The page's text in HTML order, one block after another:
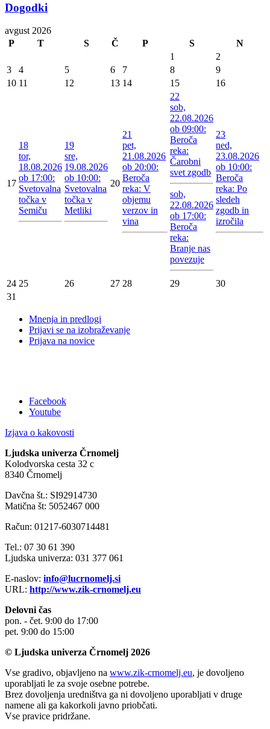
Dogodki
avgust 2026
P
T S Č P S
N
1
2
3
4 5 6 7 8
9
10 11 12 13 14 15 16
17
18
tor,
18.08.2026
ob 17:00:
Svetovalna
točka v
Semiču
19
sre,
19.08.2026
ob 10:00:
Svetovalna
točka v
Metliki
20
21
pet,
21.08.2026
ob 20:00:
Beroča
reka: V
objemu
verzov in
vina
22
sob,
22.08.2026
ob 09:00:
Beroča
reka:
Čarobni
svet zgodb
sob,
22.08.2026
ob 17:00:
Beroča
reka:
Branje nas
povezuje
23
ned,
23.08.2026
ob 10:00:
Beroča
reka: Po
sledeh
zgodb in
izročila
24 25 26 27 28 29
30
31
Mnenja in predlogi
Prijavi se na izobraževanje
Prijava na novice
Facebook
Youtube
Izjava o kakovosti
Ljudska univerza Črnomelj
Kolodvorska cesta 32 c
8340 Črnomelj
Davčna št.: SI92914730
Matična št: 5052467 000
Račun: 01217-6030714481
Tel.: 07 30 61 390
Ljudska univerza: 031 377 061
E-naslov: info@lucrnomelj.si
URL: http://www.zik-crnomelj.eu
Delovni čas
pon. - čet. 9:00 do 17:00
pet. 9:00 do 15:00
© Ljudska univerza Črnomelj 2026
Vse gradivo, objavljeno na www.zik-crnomelj.eu, je dovoljeno
uporabljati le za svoje osebne potrebe.
Brez dovoljenja uredništva ga ni dovoljeno uporabljati v druge
namene ali ga kakorkoli javno priobčati.
Vse pravice pridržane.